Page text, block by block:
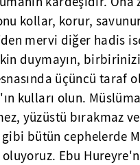
kollar, korur,
mervi diğer hadis
duymayın,
üçüncü taraf
kulları olun.
yüzüstü bırakmaz
bütün cephelerde
oluyoruz. Ebu